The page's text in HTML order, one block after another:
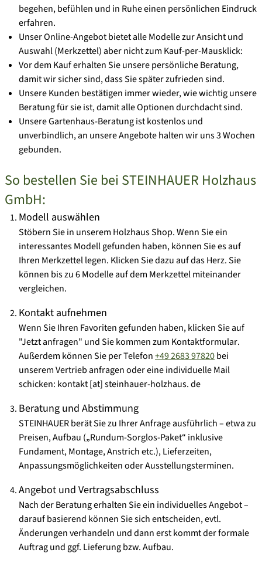
begehen, befühlen und in Ruhe einen persönlichen Eindruck
erfahren.
Unser Online-Angebot bietet alle Modelle zur Ansicht und
Auswahl (Merkzettel) aber nicht zum Kauf-per-Mausklick:
Vor dem Kauf erhalten Sie unsere persönliche Beratung,
damit wir sicher sind, dass Sie später zufrieden sind.
Unsere Kunden bestätigen immer wieder, wie wichtig unsere
Beratung für sie ist, damit alle Optionen durchdacht sind.
Unsere Gartenhaus-Beratung ist kostenlos und
unverbindlich, an unsere Angebote halten wir uns 3 Wochen
gebunden.
So bestellen Sie bei STEINHAUER Holzhaus
GmbH:
Modell auswählen
Stöbern Sie in unserem Holzhaus Shop. Wenn Sie ein
interessantes Modell gefunden haben, können Sie es auf
Ihren Merkzettellegen. Klicken Sie dazu auf das Herz. Sie
können bis zu 6 Modelle auf dem Merkzettel miteinander
vergleichen.
Kontakt aufnehmen
Wenn Sie Ihren Favoriten gefunden haben, klicken Sie auf
"Jetzt anfragen" und Sie kommen zum Kontaktformular.
Außerdem können Sie per Telefon+49 2683 97820bei
unserem Vertrieb anfragen oder eineindividuelle Mail
schicken: kontakt [at] steinhauer-holzhaus. de
Beratung und Abstimmung
STEINHAUER berät Sie zu Ihrer Anfrage ausführlich – etwa zu
Preisen, Aufbau („Rundum-Sorglos-Paket“ inklusive
Fundament, Montage, Anstrich etc.), Lieferzeiten,
Anpassungsmöglichkeiten oder Ausstellungsterminen.
Angebot und Vertragsabschluss
Nach der Beratung erhalten Sie ein individuelles Angebot–
darauf basierend können Sie sich entscheiden, evtl.
Änderungen verhandeln und dann erst kommt der formale
Auftrag und ggf. Lieferung bzw. Aufbau.